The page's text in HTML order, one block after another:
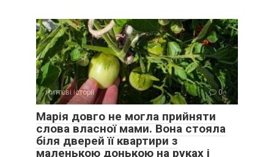
життєві історії 0
Марія довго не могла прийняти
слова власної мами. Вона стояла
біля дверей її квартири з
маленькою донькою на руках і